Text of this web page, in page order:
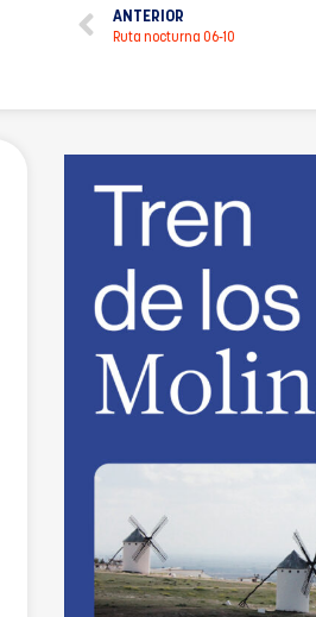
ANTERIOR
Ruta nocturna 06-10